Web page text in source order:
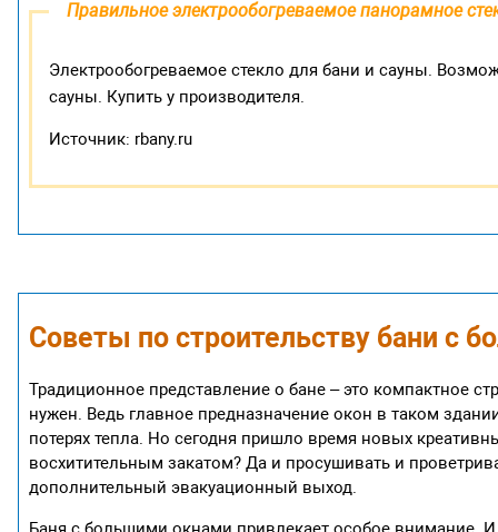
Правильное электрообогреваемое панорамное
Электрообогреваемое стекло для бани и сауны.
сауны. Купить у производителя.
Источник: rbany.ru
Советы по строительству бани с
Традиционное представление о бане – это компактное
нужен. Ведь главное предназначение окон в таком
потерях тепла. Но сегодня пришло время новых
восхитительным закатом? Да и просушивать и
дополнительный эвакуационный выход.